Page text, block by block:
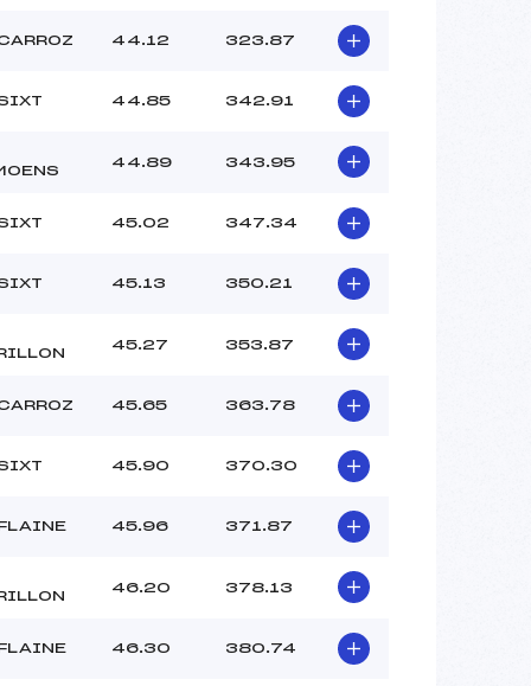
11H45
44.12 323.87
44.85 342.91
44.89 343.95
45.02 347.34
45.13 350.21
45.27 353.87
45.65 363.78
45.90 370.30
45.96 371.87
46.20 378.13
46.30 380.74